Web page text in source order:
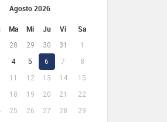
Agosto 2026
Ma Mi Ju Vi Sa
28 29 30 31
1
4 5 6 7
8
11 12 13 14
15
18 19 20 21
22
25 26 27 28
29